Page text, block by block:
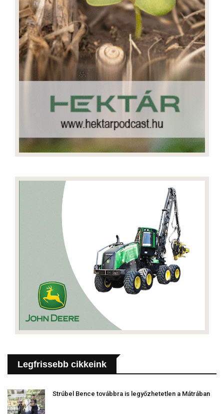
Legfrissebb cikkeink
Strúbel Bence továbbra is legyőzhetetlen a Mátrában